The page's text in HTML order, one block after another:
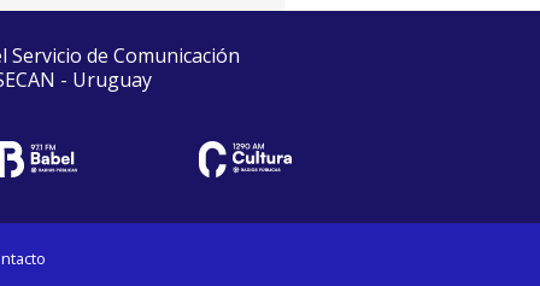
de Comunicación
- Uruguay